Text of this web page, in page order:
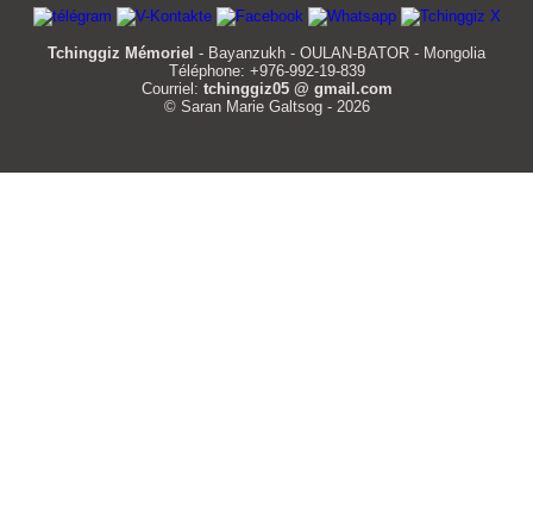
Tchinggiz Mémoriel - Bayanzukh - OULAN-BATOR - Mongolia
Téléphone: +976-992-19-839
Courriel: tchinggiz05 @ gmail.com
© Saran Marie Galtsog - 2026